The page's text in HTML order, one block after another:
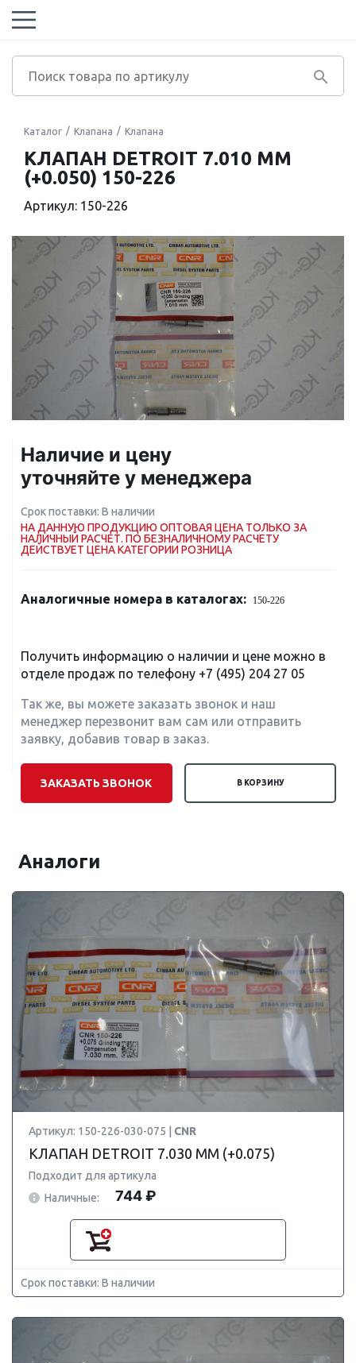
Каталог Клапана Клапана
КЛАПАН DETROIT 7.010 ММ
(+0.050) 150-226
Артикул: 150-226
Наличие и цену
уточняйте у менеджера
Срок поставки: В наличии
НА ДАННУЮ ПРОДУКЦИЮ ОПТОВАЯ ЦЕНА ТОЛЬКО ЗА
НАЛИЧНЫЙ РАСЧЕТ. ПО БЕЗНАЛИЧНОМУ РАСЧЕТУ
ДЕЙСТВУЕТ ЦЕНА КАТЕГОРИИ РОЗНИЦА
Аналогичные номера в каталогах: 150-226
Получить информацию о наличии и цене можно в
отделе продаж по телефону +7 (495) 204 27 05
Так же, вы можете заказать звонок и наш
менеджер перезвонит вам сам или отправить
заявку, добавив товар в заказ.
ЗАКАЗАТЬ ЗВОНОК В КОРЗИНУ
Аналоги
Артикул: 150-226-030-075 | CNR
КЛАПАН DETROIT 7.030 ММ (+0.075)
Подходит для артикула
Наличные:
744 ₽
Срок поставки: В наличии